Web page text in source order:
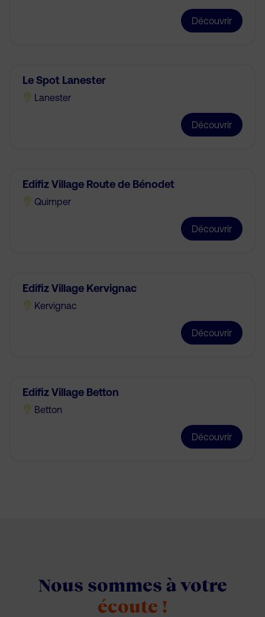
Découvrir
Le Spot Lanester
Lanester
Découvrir
Edifiz Village Route de Bénodet
Quimper
Découvrir
Edifiz Village Kervignac
Kervignac
Découvrir
Edifiz Village Betton
Betton
Découvrir
Nous sommes à votre
écoute !